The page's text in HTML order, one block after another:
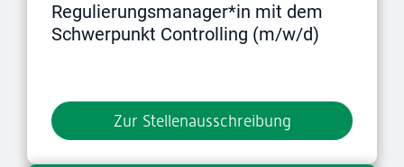
Regulierungsmanager*in mit dem
Schwerpunkt Controlling (m/w/d)
Zur Stellenausschreibung